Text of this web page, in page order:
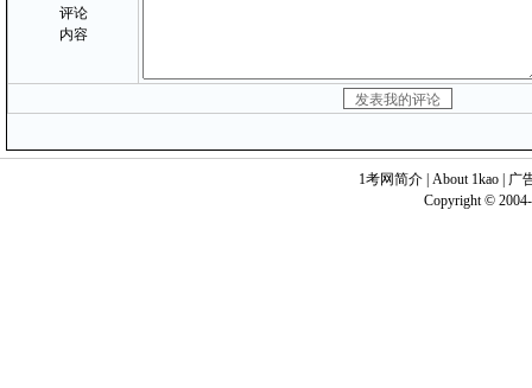
评论
内容
1考网简介 About 1kao
广
Copyright ©